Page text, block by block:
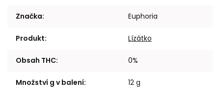
Značka: Euphoria
Produkt: Lízátko
Obsah THC: 0%
Množství g v balení: 12 g